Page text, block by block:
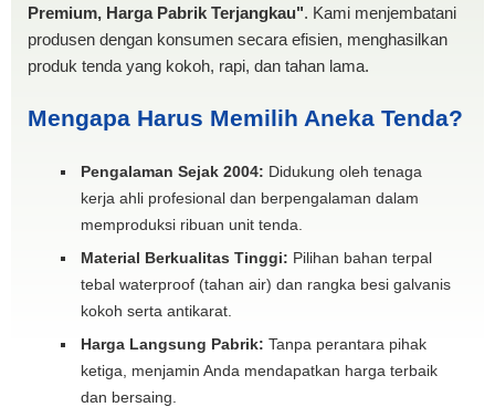
Premium, Harga Pabrik Terjangkau". Kami menjembatani
produsen dengan konsumen secara efisien, menghasilkan
produk tenda yang kokoh, rapi, dan tahan lama.
Mengapa Harus Memilih Aneka Tenda?
Pengalaman Sejak 2004: Didukung oleh tenaga
kerja ahli profesional dan berpengalaman dalam
memproduksi ribuan unit tenda.
Material Berkualitas Tinggi: Pilihan bahan terpal
tebal waterproof (tahan air) dan rangka besi galvanis
kokoh serta antikarat.
Harga Langsung Pabrik: Tanpa perantara pihak
ketiga, menjamin Anda mendapatkan harga terbaik
dan bersaing.